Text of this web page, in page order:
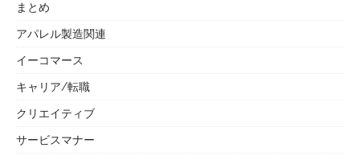
まとめ
アパレル製造関連
イーコマース
キャリア/転職
クリエイティブ
サービスマナー